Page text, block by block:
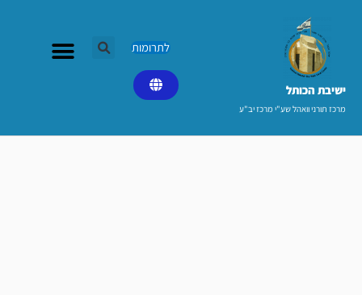
ישיבת הכותל​
מרכז תורני וואהל שע"י מרכז יב"ע
לתרומות